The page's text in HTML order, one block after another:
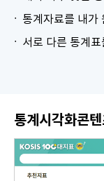
통계자료를 내가
통계시각화콘